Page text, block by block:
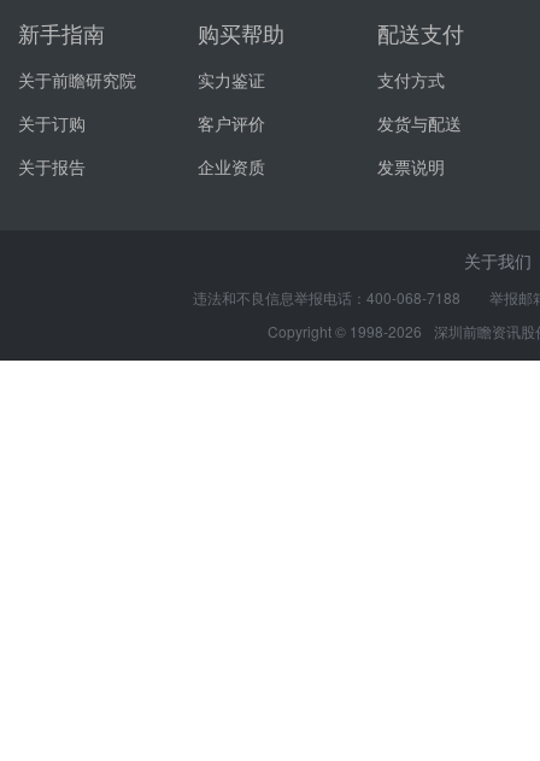
新手指南
关于前瞻研究院
关于订购
关于报告
购买帮助
实力鉴证
客户评价
企业资质
配送支付
支付方式
发货与配送
发票说明
关于我们
违法和不良信息举报电话：400-068-7188 举报
Copyright © 1998-2026
深圳前瞻资讯股